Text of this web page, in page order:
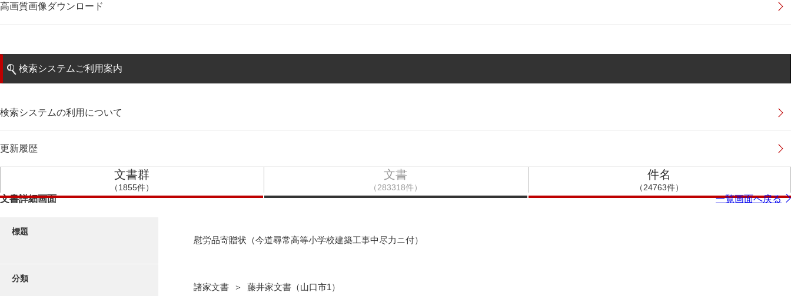
高画質画像ダウンロード
検索システムご利用案内
検索システムの利用について
更新履歴
文書群
（1855件）
文書
（283318件）
件名
（24763件）
文書詳細画面 一覧画面へ戻る
標題
慰労品寄贈状（今道尋常高等小学校建築工事中尽力ニ付）
分類
諸家文書 ＞ 藤井家文書（山口市1）